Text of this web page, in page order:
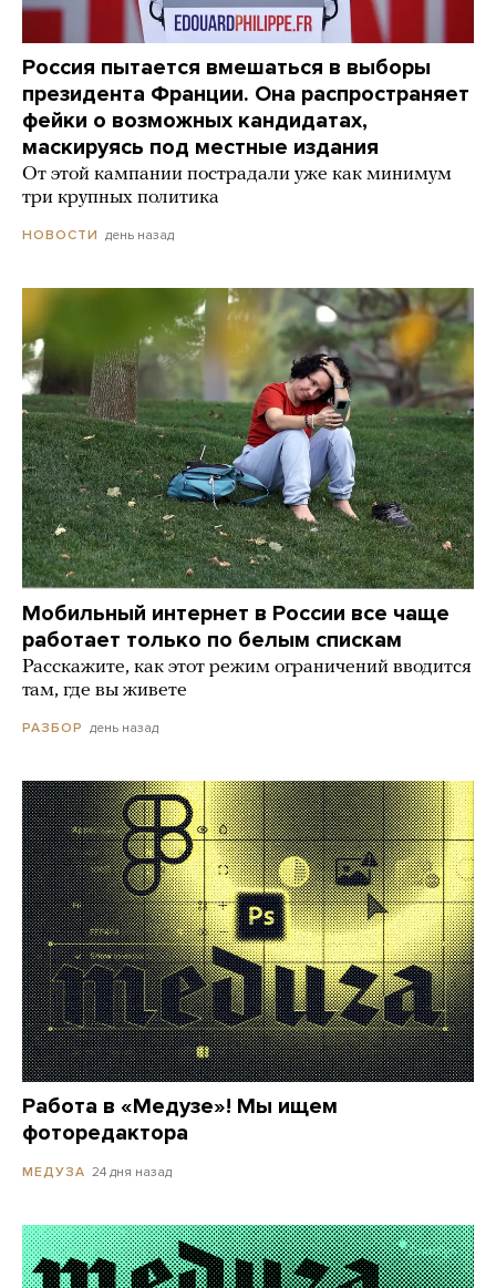
Россия пытается вмешаться в выборы
президента Франции. Она распространяет
фейки о возможных кандидатах,
маскируясь под местные издания
От этой кампании пострадали уже как минимум
три крупных политика
НОВОСТИ день назад
Мобильный интернет в России все чаще
работает только по белым спискам
Расскажите, как этот режим ограничений вводится
там, где вы живете
РАЗБОР день назад
Работа в «Медузе»! Мы ищем
фоторедактора
МЕДУЗА 24 дня назад